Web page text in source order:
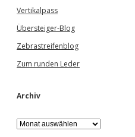
Vertikalpass
Übersteiger-Blog
Zebrastreifenblog
Zum runden Leder
Archiv
A
r